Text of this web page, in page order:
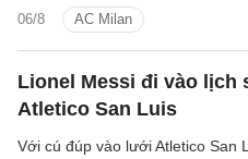
06/8 AC Milan
ở đội bóng.
Lionel Messi đi vào
Atletico San Luis
Với cú đúp vào lưới Atletico San